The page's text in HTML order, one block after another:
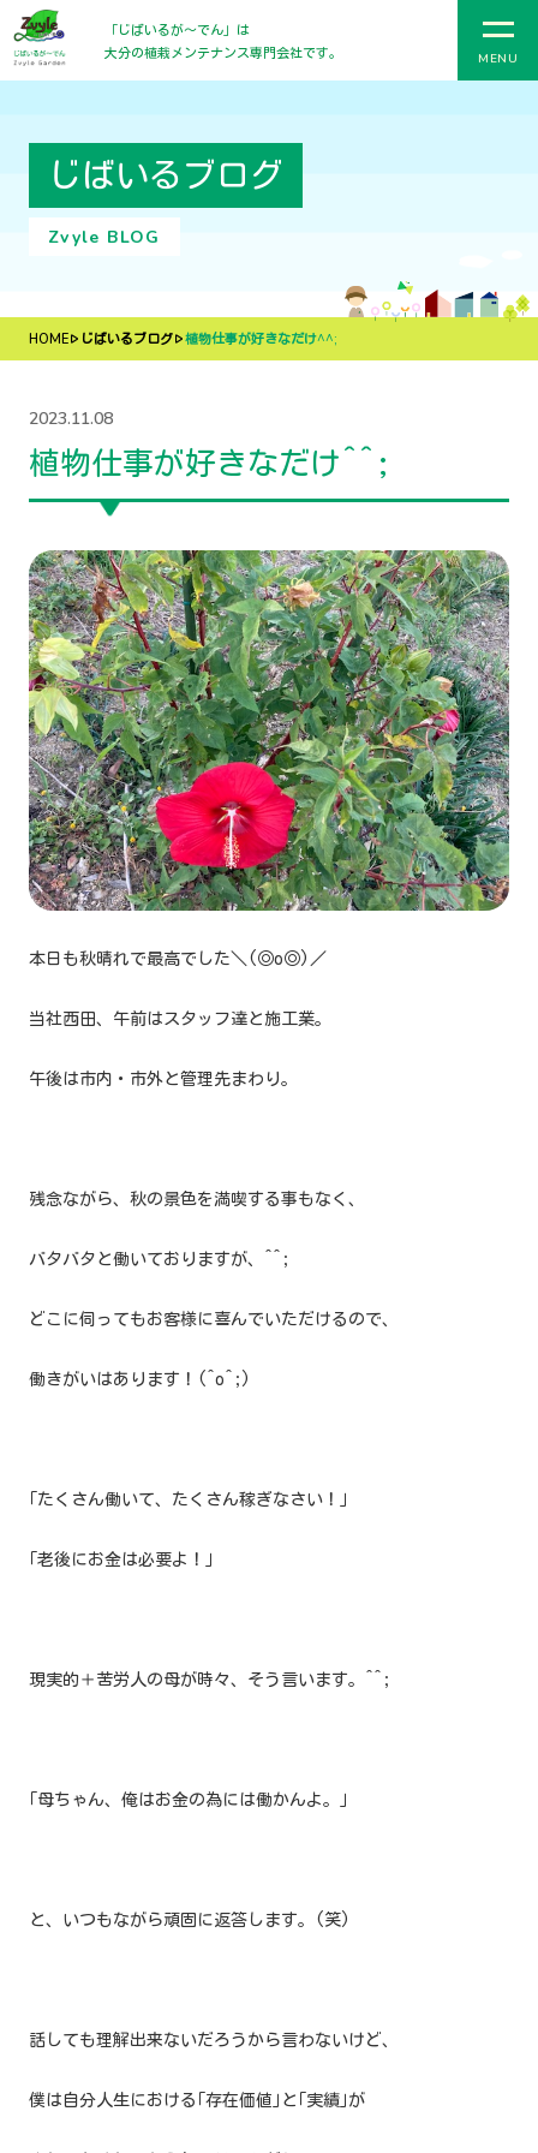
「じばいるが〜でん」は
大分の植栽メンテナンス専門会社です。
じばいるブログ
Zvyle BLOG
HOME じばいるブログ 植物仕事が好きなだけ^^;
2023.11.08
植物仕事が好きなだけ^^;
本日も秋晴れで最高でした＼(◎o◎)／
当社西田、午前はスタッフ達と施工業。
午後は市内・市外と管理先まわり。
残念ながら、秋の景色を満喫する事もなく、
バタバタと働いておりますが、^^;
どこに伺ってもお客様に喜んでいただけるので、
働きがいはあります！(^o^;)
｢たくさん働いて、たくさん稼ぎなさい！｣
｢老後にお金は必要よ！｣
現実的＋苦労人の母が時々、そう言います。^^;
｢母ちゃん、俺はお金の為には働かんよ。
と、いつもながら頑固に返答します。(笑)
話しても理解出来ないだろうから言わないけど、
僕は自分人生における｢存在価値｣と｢実績｣が
MENU